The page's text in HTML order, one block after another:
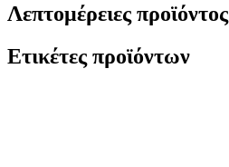
Λεπτομέρειες προϊόντος
Ετικέτες προϊόντων